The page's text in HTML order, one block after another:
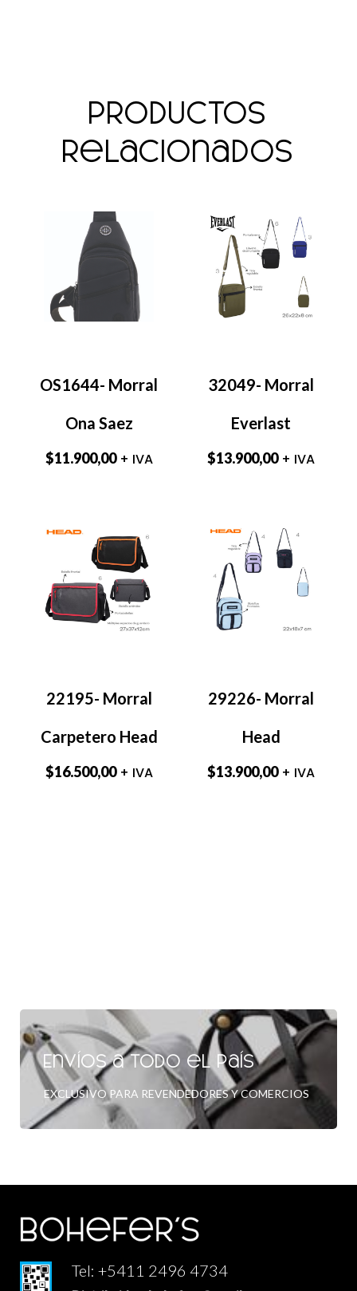
Productos
relacionados
OS1644- Morral
Ona Saez
$11.900,00 + IVA
32049- Morral
Everlast
$13.900,00 + IVA
22195- Morral
Carpetero Head
$16.500,00 + IVA
29226- Morral
Head
$13.900,00 + IVA
Envíos a todo el país
EXCLUSIVO PARA REVENDEDORES Y COMERCIOS
Tel: +5411 2496 4734